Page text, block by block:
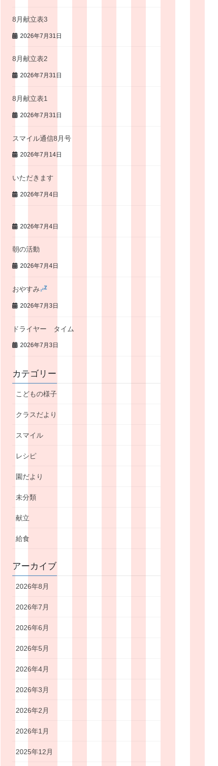
8月献立表3
2026年7月31日
8月献立表2
2026年7月31日
8月献立表1
2026年7月31日
スマイル通信8月号
2026年7月14日
いただきます
2026年7月4日
2026年7月4日
朝の活動
2026年7月4日
おやすみ
2026年7月3日
ドライヤー タイム
2026年7月3日
カテゴリー
こどもの様子
クラスだより
スマイル
レシピ
園だより
未分類
献立
給食
アーカイブ
2026年8月
2026年7月
2026年6月
2026年5月
2026年4月
2026年3月
2026年2月
2026年1月
2025年12月